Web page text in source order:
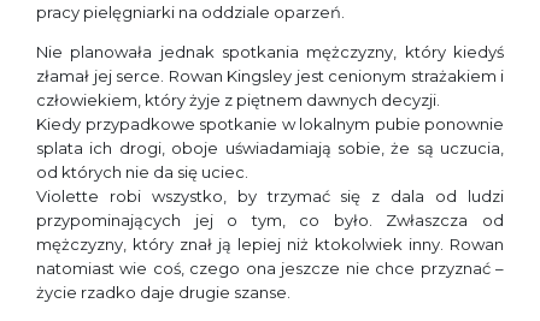
pracy pielęgniarki na oddziale oparzeń.
Nie planowała jednak spotkania mężczyzny, który kiedyś
złamał jej serce. Rowan Kingsley jest cenionym strażakiem i
człowiekiem, który żyje z piętnem dawnych decyzji.
Kiedy przypadkowe spotkanie w lokalnym pubie ponownie
splata ich drogi, oboje uświadamiają sobie, że są uczucia,
od których nie da się uciec.
Violette robi wszystko, by trzymać się z dala od ludzi
przypominających jej o tym, co było. Zwłaszcza od
mężczyzny, który znał ją lepiej niż ktokolwiek inny. Rowan
natomiast wie coś, czego ona jeszcze nie chce przyznać –
życie rzadko daje drugie szanse.